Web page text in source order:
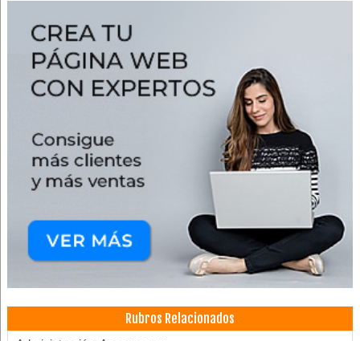
Rubros Relacionados